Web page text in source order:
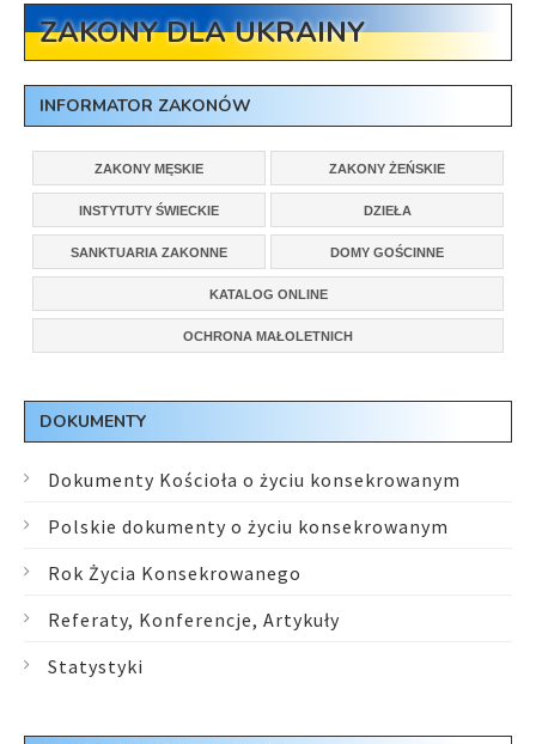
ZAKONY DLA UKRAINY
INFORMATOR ZAKONÓW
ZAKONY MĘSKIE ZAKONY ŻEŃSKIE
INSTYTUTY ŚWIECKIE DZIEŁA
SANKTUARIA ZAKONNE DOMY GOŚCINNE
KATALOG ONLINE
OCHRONA MAŁOLETNICH
DOKUMENTY
Dokumenty Kościoła o życiu konsekrowanym
Polskie dokumenty o życiu konsekrowanym
Rok Życia Konsekrowanego
Referaty, Konferencje, Artykuły
Statystyki